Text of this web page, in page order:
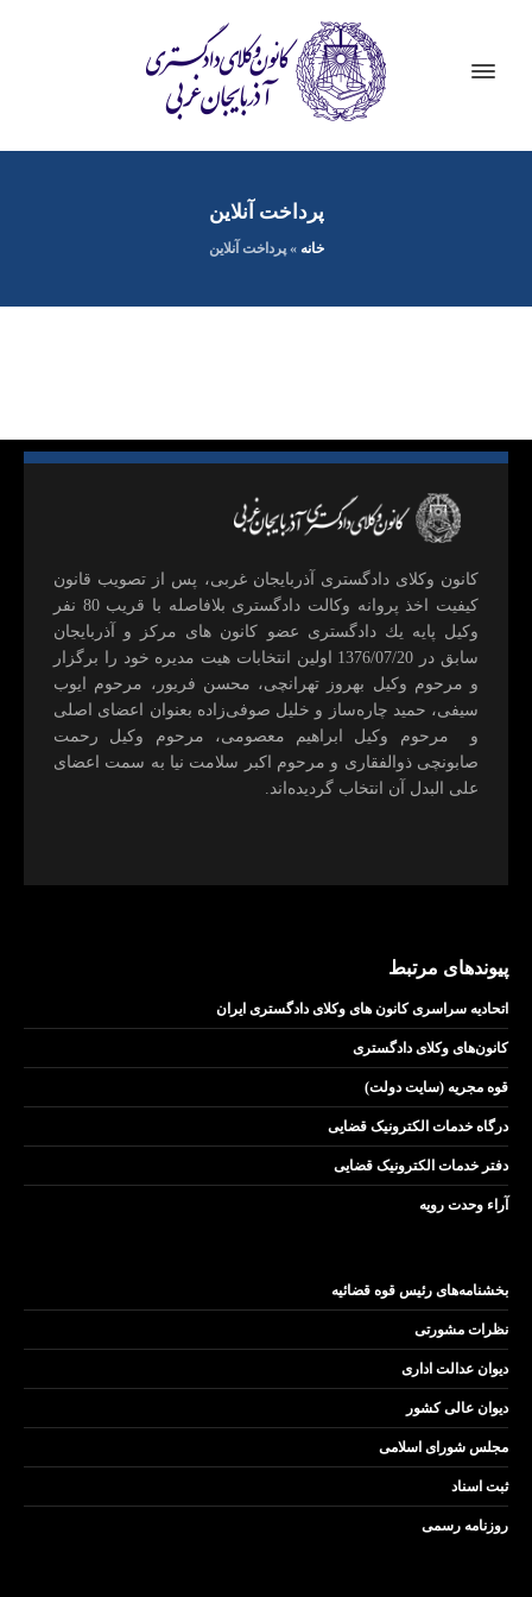
پرداخت آنلاین
خانه »پرداخت آنلاین
كانون وكلای دادگستری آذربايجان غربی، پس از تصويب قانون
كيفيت اخذ پروانه وكالت دادگستری بلافاصله با قريب 80 نفر
وكيل پايه يك دادگستری عضو كانون های مركز و آذربايجان
سابق در 1376/07/20 اولين انتخابات هيت مديره خود را برگزار
و مرحوم وکیل بهروز تهرانچی، محسن فريور، مرحوم ايوب
سيفی، حميد چاره‌ساز و خليل صوفی‌زاده بعنوان اعضای اصلی
و مرحوم وکیل ابراهيم معصومی، مرحوم وکیل رحمت
صابونچی ذوالفقاری و مرحوم اكبر سلامت نيا به سمت اعضای
علی البدل آن انتخاب گرديده‌اند.
پیوندهای مرتبط
اتحادیه سراسری کانون های وکلای دادگستری ایران
کانون‌های وکلای دادگستری
قوه مجریه (سایت دولت)
درگاه خدمات الکترونیک قضایی
دفتر خدمات الکترونیک قضایی
آراء وحدت رویه
بخشنامه‌های رئیس قوه قضائیه
نظرات مشورتی
دیوان عدالت اداری
دیوان عالی کشور
مجلس شورای اسلامی
ثبت اسناد
روزنامه رسمی